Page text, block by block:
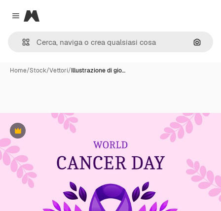
Close menu
Magnific
Cerca
Home/Stock/Vettori/Illustrazione di gio…
Premium